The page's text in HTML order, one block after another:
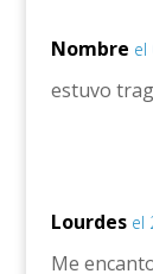
Nombre el
estuvo
Lourdes el
Me